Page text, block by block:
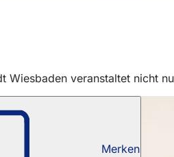
Wiesbaden veranstaltet nicht
Merken